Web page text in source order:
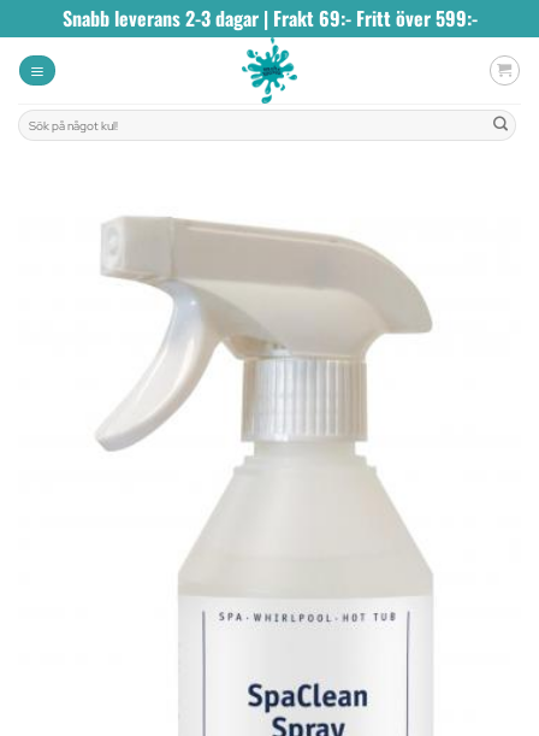
to
content
Snabb leverans 2-3 dagar | Frakt 69:- Fritt över 599:-
Sök
efter: